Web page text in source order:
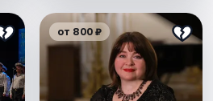
от 800 ₽